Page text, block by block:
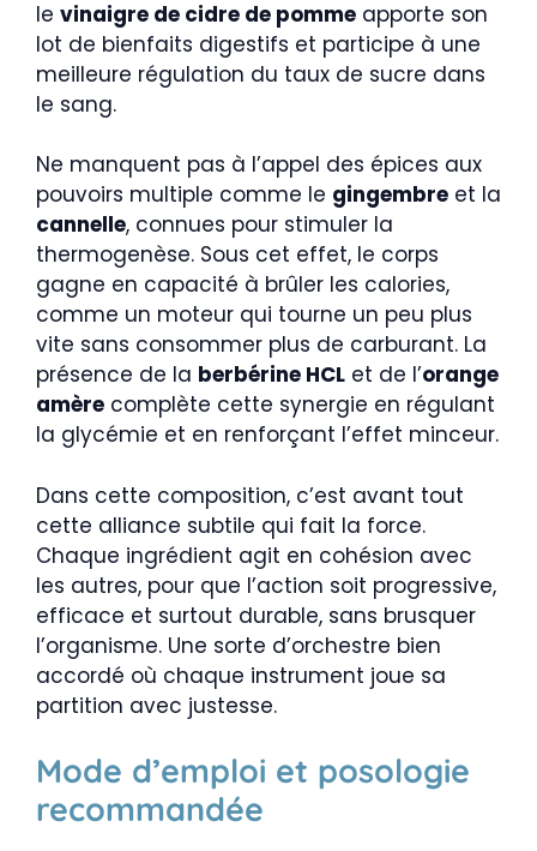
le vinaigre de cidre de pomme apporte son
lot de bienfaits digestifs et participe à une
meilleure régulation du taux de sucre dans
le sang.
Ne manquent pas à l’appel des épices aux
pouvoirs multiple comme le gingembre et la
cannelle, connues pour stimuler la
thermogenèse. Sous cet effet, le corps
gagne en capacité à brûler les calories,
comme un moteur qui tourne un peu plus
vite sans consommer plus de carburant. La
présence de la berbérine HCL et de l’orange
amère complète cette synergie en régulant
la glycémie et en renforçant l’effet minceur.
Dans cette composition, c’est avant tout
cette alliance subtile qui fait la force.
Chaque ingrédient agit en cohésion avec
les autres, pour que l’action soit progressive,
efficace et surtout durable, sans brusquer
l’organisme. Une sorte d’orchestre bien
accordé où chaque instrument joue sa
partition avec justesse.
Mode d’emploi et posologie
recommandée